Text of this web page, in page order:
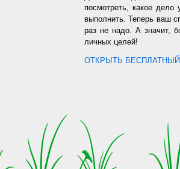
посмотреть, какое дело
выполнить. Теперь ваш
раз не надо. А значит,
личных целей!
ОТКРЫТЬ